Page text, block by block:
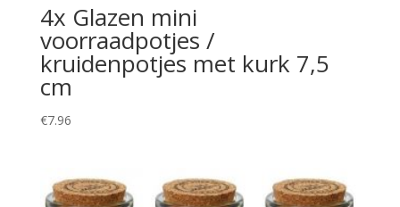
4x Glazen mini
voorraadpotjes /
kruidenpotjes met kurk 7,5
cm
€7.96